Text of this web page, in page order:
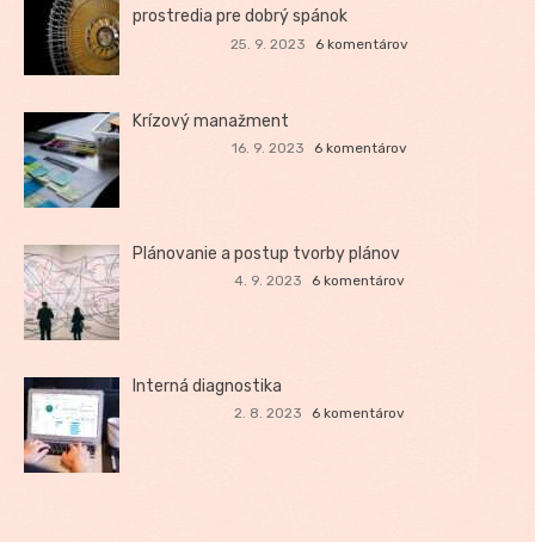
prostredia pre dobrý spánok
25. 9. 2023 6 komentárov
Krízový manažment
16. 9. 2023 6 komentárov
Plánovanie a postup tvorby plánov
4. 9. 2023 6 komentárov
Interná diagnostika
2. 8. 2023 6 komentárov